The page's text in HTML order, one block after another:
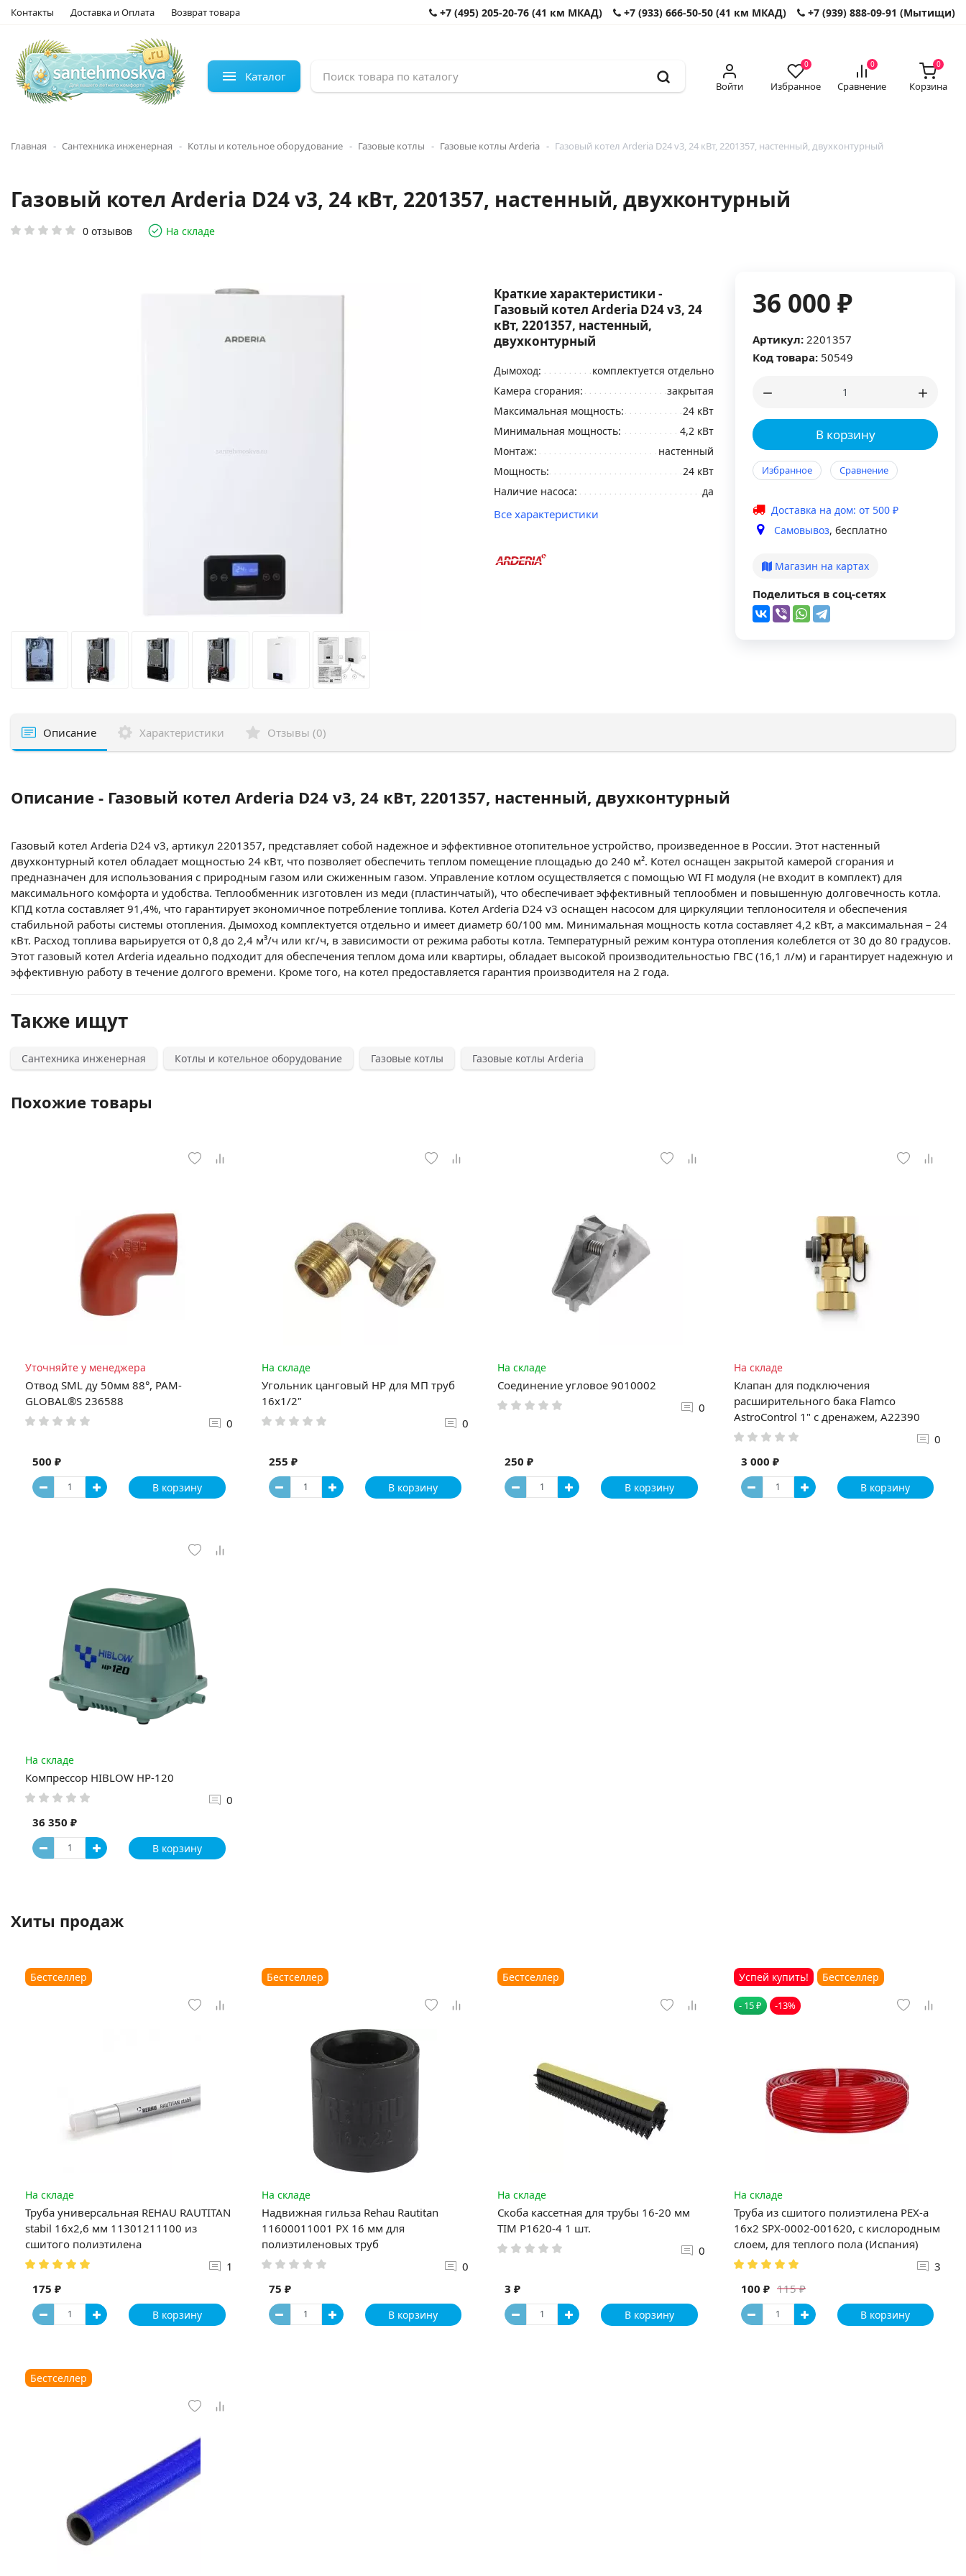
Контакты Доставка и Оплата Возврат товара +7 (495) 205-20-76 (41 км МКАД) +7 (933) 666-50-50 (41 км МКАД) +7 (939) 888-09-91 (Мытищи)
Каталог
Войти
0
Избранное
0
Сравнение
0
Корзина
Главная Сантехника инженерная Котлы и котельное оборудование Газовые котлы Газовые котлы Arderia Газовый котел Arderia D24 v3, 24 кВт, 2201357, настенный, двухконтурный
Газовый котел Arderia D24 v3, 24 кВт, 2201357, настенный, двухконтурный
0 отзывов На складе
36 000 ₽
Артикул: 2201357
Код товара: 50549
В корзину
Избранное Сравнение
Доставка на дом: от 500 ₽
Самовывоз, бесплатно
Магазин на картах
Поделиться в соц-сетях
Краткие характеристики -
Газовый котел Arderia D24 v3, 24
кВт, 2201357, настенный,
двухконтурный
Дымоход:
комплектуется отдельно
Камера сгорания:
закрытая
Максимальная мощность:
24 кВт
Минимальная мощность:
4,2 кВт
Монтаж:
настенный
Мощность:
24 кВт
Наличие насоса:
да
Все характеристики
Описание Характеристики Отзывы (0)
Описание - Газовый котел Arderia D24 v3, 24 кВт, 2201357, настенный, двухконтурный
Газовый котел Arderia D24 v3, артикул 2201357, представляет собой надежное и эффективное отопительное устройство, произведенное в России. Этот настенный
двухконтурный котел обладает мощностью 24 кВт, что позволяет обеспечить теплом помещение площадью до 240 м². Котел оснащен закрытой камерой сгорания и
предназначен для использования с природным газом или сжиженным газом. Управление котлом осуществляется с помощью WI FI модуля (не входит в комплект) для
максимального комфорта и удобства. Теплообменник изготовлен из меди (пластинчатый), что обеспечивает эффективный теплообмен и повышенную долговечность котла.
КПД котла составляет 91,4%, что гарантирует экономичное потребление топлива. Котел Arderia D24 v3 оснащен насосом для циркуляции теплоносителя и обеспечения
стабильной работы системы отопления. Дымоход комплектуется отдельно и имеет диаметр 60/100 мм. Минимальная мощность котла составляет 4,2 кВт, а максимальная – 24
кВт. Расход топлива варьируется от 0,8 до 2,4 м³/ч или кг/ч, в зависимости от режима работы котла. Температурный режим контура отопления колеблется от 30 до 80 градусов.
Этот газовый котел Arderia идеально подходит для обеспечения теплом дома или квартиры, обладает высокой производительностью ГВС (16,1 л/м) и гарантирует надежную и
эффективную работу в течение долгого времени. Кроме того, на котел предоставляется гарантия производителя на 2 года.
Также ищут
Сантехника инженерная Котлы и котельное оборудование Газовые котлы Газовые котлы Arderia
Похожие товары
Уточняйте у менеджера
Отвод SML ду 50мм 88°, PAM-
GLOBAL®S 236588
0
500 ₽
В корзину
На складе
Угольник цанговый НР для МП труб
16x1/2"
0
255 ₽
В корзину
На складе
Соединение угловое 9010002
0
250 ₽
В корзину
На складе
Клапан для подключения
расширительного бака Flamco
AstroControl 1" с дренажем, A22390
0
3 000 ₽
В корзину
На складе
Компрессор HIBLOW НР-120
0
36 350 ₽
В корзину
Хиты продаж
Бестселлер
На складе
Труба универсальная REHAU RAUTITAN
stabil 16х2,6 мм 11301211100 из
сшитого полиэтилена
1
175 ₽
В корзину
Бестселлер
На складе
Надвижная гильза Rehau Rautitan
11600011001 PX 16 мм для
полиэтиленовых труб
0
75 ₽
В корзину
Бестселлер
На складе
Скоба кассетная для трубы 16-20 мм
TIM P1620-4 1 шт.
0
3 ₽
В корзину
Успей купить! Бестселлер
- 15 ₽ -13%
На складе
Труба из сшитого полиэтилена PEX-a
16х2 SPX-0002-001620, с кислородным
слоем, для теплого пола (Испания)
3
115 ₽
100 ₽
В корзину
Бестселлер